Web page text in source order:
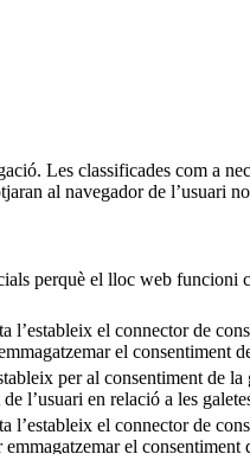
Les classificades com a
al navegador de l’usuari
perquè el lloc web
l’estableix el connector de
el consentiment
per al consentiment de
l’usuari en relació a les
l’estableix el connector de
emmagatzemar el consentiment